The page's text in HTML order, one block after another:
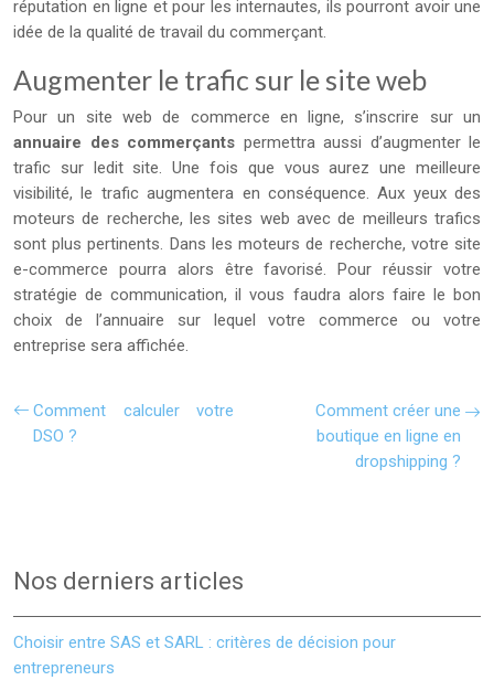
réputation en ligne et pour les internautes, ils pourront avoir une
idée de la qualité de travail du commerçant.
Augmenter le trafic sur le site web
Pour un site web de commerce en ligne, s’inscrire sur un
annuaire des commerçants permettra aussi d’augmenter le
trafic sur ledit site. Une fois que vous aurez une meilleure
visibilité, le trafic augmentera en conséquence. Aux yeux des
moteurs de recherche, les sites web avec de meilleurs trafics
sont plus pertinents. Dans les moteurs de recherche, votre site
e-commerce pourra alors être favorisé. Pour réussir votre
stratégie de communication, il vous faudra alors faire le bon
choix de l’annuaire sur lequel votre commerce ou votre
entreprise sera affichée.
Comment calculer votre
DSO ?
Comment créer une
boutique en ligne en
dropshipping ?
Nos derniers articles
Choisir entre SAS et SARL : critères de décision pour
entrepreneurs